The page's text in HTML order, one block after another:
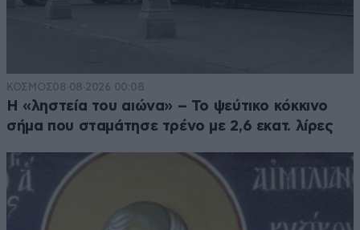
ΚΟΣΜΟΣ08·08·2026 00:08
Η «ληστεία του αιώνα» – Το ψεύτικο κόκκινο
σήμα που σταμάτησε τρένο με 2,6 εκατ. λίρες